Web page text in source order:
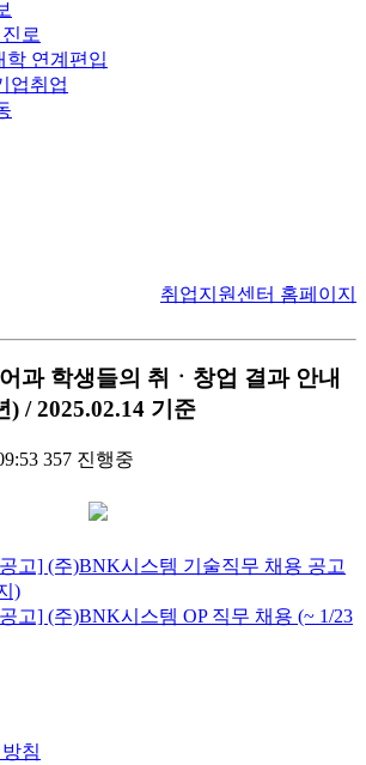
로
학 연계편입
업취업
취업지원센터 홈페이지
과 학생들의 취ㆍ창업 결과 안내
) / 2025.02.14 기준
357 진행중
고] (주)BNK시스템 기술직무 채용 공고
)
고] (주)BNK시스템 OP 직무 채용 (~ 1/23
침